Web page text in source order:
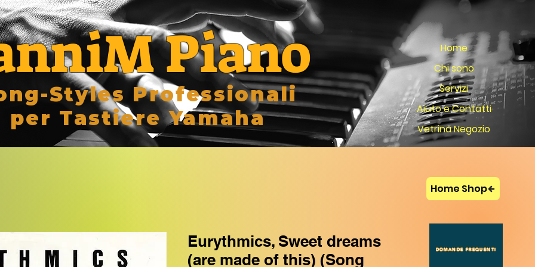
Piano
Styles Professionali
per Tastiere Yamaha
Home
Chi sono
Servizi
Aiuto e Contatti
Vetrina Negozio
Eurythmics, Sweet dreams
(are made of this) (Song
Home Shop
DOMANDE FREQUENTI